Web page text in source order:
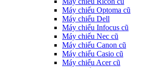
Máy chiếu Optoma cũ
Máy chiếu Dell
Máy chiếu Infocus cũ
Máy chiếu Nec cũ
Máy chiếu Canon cũ
Máy chiếu Casio cũ
Máy chiếu Acer cũ